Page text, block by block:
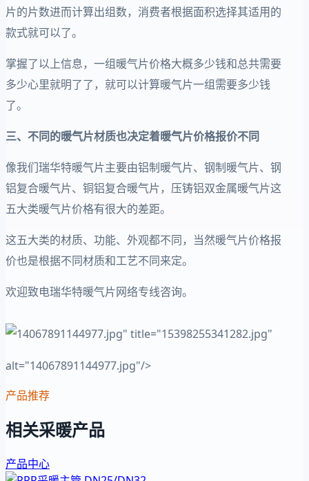
片的片数进而计算出组数，消费者根据面积选择其适用的
款式就可以了。
掌握了以上信息，一组暖气片价格大概多少钱和总共需要
多少心里就明了了，就可以计算暖气片一组需要多少钱
了。
三、不同的暖气片材质也决定着暖气片价格报价不同
像我们瑞华特暖气片主要由铝制暖气片、钢制暖气片、钢
铝复合暖气片、铜铝复合暖气片，压铸铝双金属暖气片这
五大类暖气片价格有很大的差距。
这五大类的材质、功能、外观都不同，当然暖气片价格报
价也是根据不同材质和工艺不同来定。
欢迎致电瑞华特暖气片网络专线咨询。
" title="15398255341282.jpg"
alt="14067891144977.jpg"/>
产品推荐
相关采暖产品
产品中心